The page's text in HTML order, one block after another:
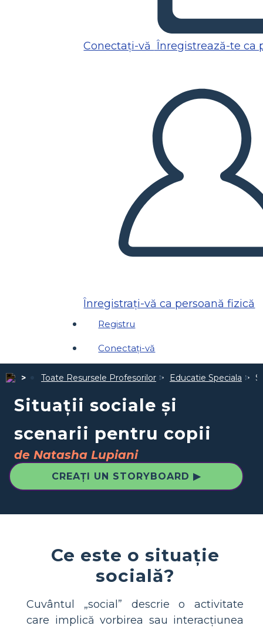
Conectați-vă Înregistrează-te ca
Înregistrați-vă ca persoană fizică
Registru
Conectați-vă
Toate Resursele Profesorilor Educatie Speciala
Situații sociale și
scenarii pentru copii
de Natasha Lupiani
CREAȚI UN STORYBOARD ▶
Ce este o situație
socială?
Cuvântul „social” descrie o activitate
care implică vorbirea sau interacțiunea